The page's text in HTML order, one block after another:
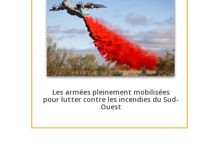
Les armées pleinement mobilisées
pour lutter contre les incendies du Sud-
Ouest